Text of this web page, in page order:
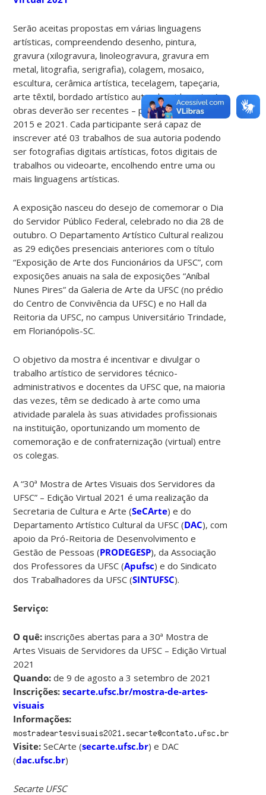
Serão aceitas propostas em várias linguagens
artísticas, compreendendo desenho, pintura,
gravura (xilogravura, linoleogravura, gravura em
metal, litografia, serigrafia), colagem, mosaico,
escultura, cerâmica artística, tecelagem, tapeçaria,
arte têxtil, bordado artístico autoral e videoarte. As
obras deverão ser recentes – produzidas entre
2015 e 2021. Cada participante será capaz de
inscrever até 03 trabalhos de sua autoria podendo
ser fotografias digitais artísticas, fotos digitais de
trabalhos ou videoarte, encolhendo entre uma ou
mais linguagens artísticas.
A exposição nasceu do desejo de comemorar o Dia
do Servidor Público Federal, celebrado no dia 28 de
outubro. O Departamento Artístico Cultural realizou
as 29 edições presenciais anteriores com o título
“Exposição de Arte dos Funcionários da UFSC”, com
exposições anuais na sala de exposições “Aníbal
Nunes Pires” da Galeria de Arte da UFSC (no prédio
do Centro de Convivência da UFSC) e no Hall da
Reitoria da UFSC, no campus Universitário Trindade,
em Florianópolis-SC.
O objetivo da mostra é incentivar e divulgar o
trabalho artístico de servidores técnico-
administrativos e docentes da UFSC que, na maioria
das vezes, têm se dedicado à arte como uma
atividade paralela às suas atividades profissionais
na instituição, oportunizando um momento de
comemoração e de confraternização (virtual) entre
os colegas.
A “30ª Mostra de Artes Visuais dos Servidores da
UFSC” – Edição Virtual 2021 é uma realização da
Secretaria de Cultura e Arte (SeCArte) e do
Departamento Artístico Cultural da UFSC (DAC), com
apoio da Pró-Reitoria de Desenvolvimento e
Gestão de Pessoas (PRODEGESP), da Associação
dos Professores da UFSC (Apufsc) e do Sindicato
dos Trabalhadores da UFSC (SINTUFSC).
Serviço:
O quê:inscrições abertas para a 30ª Mostra de
Artes Visuais de Servidores da UFSC – Edição Virtual
2021
Quando: de 9 de agosto a 3 setembro de 2021
Inscrições:secarte.ufsc.br/mostra-de-artes-
visuais
Informações:
Visite: SeCArte (secarte.ufsc.br) e DAC
(dac.ufsc.br)
Secarte UFSC